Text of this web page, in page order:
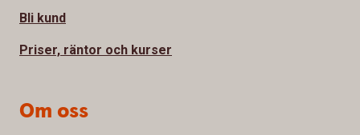
Bli kund
Priser, räntor och kurser
Om oss